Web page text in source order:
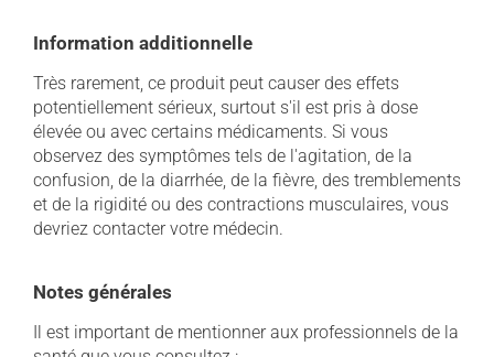
Information additionnelle
Très rarement, ce produit peut causer des effets
potentiellement sérieux, surtout s'il est pris à dose
élevée ou avec certains médicaments. Si vous
observez des symptômes tels de l'agitation, de la
confusion, de la diarrhée, de la fièvre, des tremblements
et de la rigidité ou des contractions musculaires, vous
devriez contacter votre médecin.
Notes générales
Il est important de mentionner aux professionnels de la